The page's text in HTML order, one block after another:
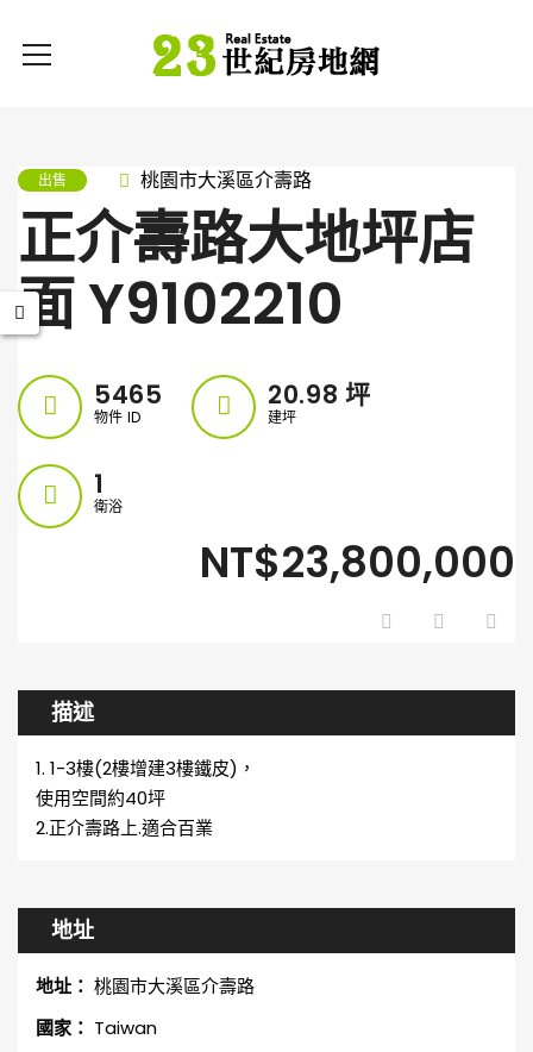
出售 桃園市大溪區介壽路
正介壽路大地坪店
面 Y9102210
5465
物件 ID
20.98 坪
建坪
1
衛浴
NT$23,800,000
描述
1. 1-3樓(2樓增建3樓鐵皮)，
使用空間約40坪
2.正介壽路上.適合百業
地址
地址： 桃園市大溪區介壽路
國家： Taiwan